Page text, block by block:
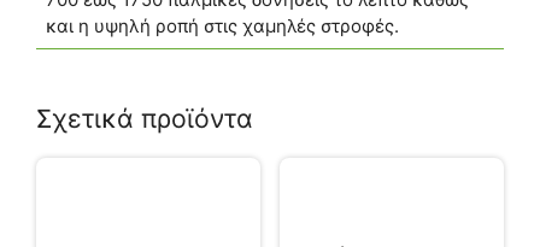
και η υψηλή ροπή στις χαμηλές στροφές.
Σχετικά προϊόντα